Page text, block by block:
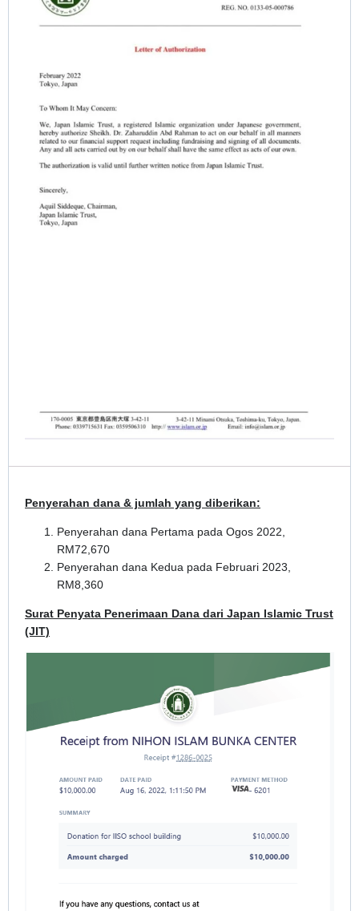
Penyerahan dana & jumlah yang diberikan:
Penyerahan dana Pertama pada Ogos 2022,
RM72,670
Penyerahan dana Kedua pada Februari 2023,
RM8,360
Surat Penyata Penerimaan Dana dari Japan Islamic Trust
(JIT)